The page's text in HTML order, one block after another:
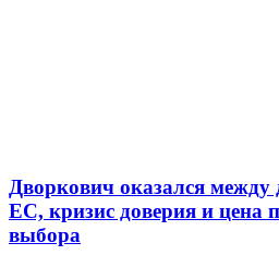
Дворкович оказался
ЕС, кризис доверия и цена
выбора